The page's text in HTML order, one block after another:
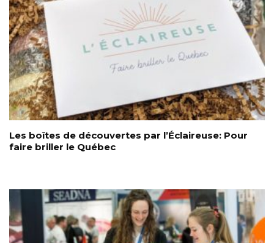
Les boîtes de découvertes par l’Éclaireuse: Pour
faire briller le Québec